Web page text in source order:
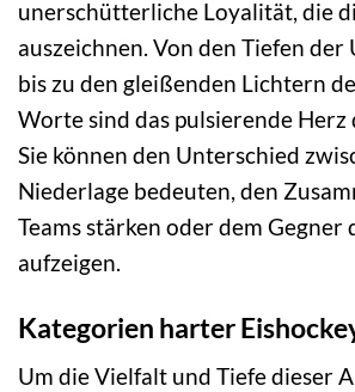
unerschütterliche Loyalität, die
auszeichnen. Von den Tiefen
bis zu den gleißenden Lichtern
Worte sind das pulsierende Herz
Sie können den Unterschied
Niederlage bedeuten, den
Teams stärken oder dem Gegner
aufzeigen.
Kategorien harter
Um die Vielfalt und Tiefe dieser